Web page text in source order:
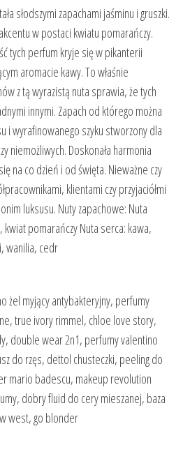
słodszymi zapachami jaśminu i gruszki.
w postaci kwiatu pomarańczy.
tych perfum kryje się w pikanterii
aromacie kawy. To właśnie
z tą wyrazistą nuta sprawia, że tych
innymi. Zapach od którego można
i wyrafinowanego szyku stworzony dla
niemożliwych. Doskonała harmonia
na co dzień i od święta. Nieważne czy
klientami czy przyjaciółmi
luksusu. Nuty zapachowe: Nuta
kwiat pomarańczy Nuta serca: kawa,
wanilia, cedr
żel myjący antybakteryjny, perfumy
true ivory rimmel, chloe love story,
double wear 2n1, perfumy valentino
do rzęs, dettol chusteczki, peeling do
mario badescu, makeup revolution
dobry fluid do cery mieszanej, baza
west, go blonder